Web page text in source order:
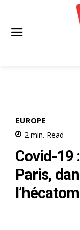
EUROPE
2 min. Read
Covid-19
Paris,